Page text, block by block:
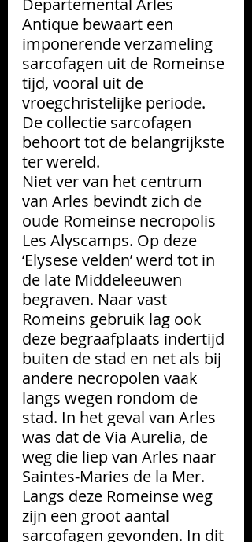
Antique bewaart een
imponerende verzameling
sarcofagen uit de Romeinse
tijd, vooral uit de
vroegchristelijke periode.
De collectie sarcofagen
behoort tot de belangrijkste
ter wereld.
Niet ver van het centrum
van Arles bevindt zich de
oude Romeinse necropolis
Les Alyscamps. Op deze
‘Elysese velden’ werd tot in
de late Middeleeuwen
begraven. Naar vast
Romeins gebruik lag ook
deze begraafplaats indertijd
buiten de stad en net als bij
andere necropolen vaak
langs wegen rondom de
stad. In het geval van Arles
was dat de Via Aurelia, de
weg die liep van Arles naar
Saintes-Maries de la Mer.
Langs deze Romeinse weg
zijn een groot aantal
sarcofagen gevonden. In dit